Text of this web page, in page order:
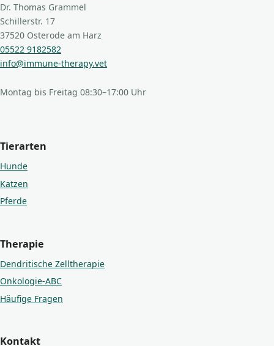
Dr. Thomas Grammel
Schillerstr. 17
37520 Osterode am Harz
05522 9182582
info@immune-therapy.vet
Montag bis Freitag 08:30–17:00 Uhr
Tierarten
Hunde
Katzen
Pferde
Therapie
Dendritische Zelltherapie
Onkologie-ABC
Häufige Fragen
Kontakt